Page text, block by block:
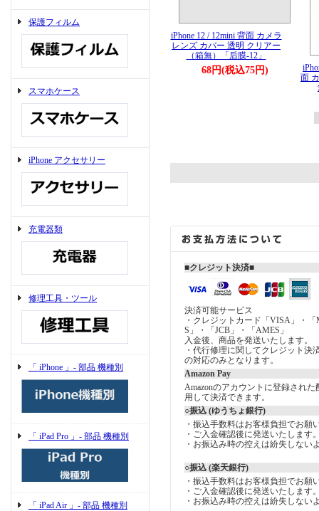
保護フィルム
スマホケース
iPhone アクセサリー
充電器類
修理工具・ツール
「 iPhone 」- 部品 機種別
「 iPad Pro 」- 部品 機種別
「 iPad Air 」- 部品 機種別
iPhone 12 / 12mini 背面 カメラ
レンズ カバー 透明 クリアー
（箱無）「后膜-12」
68円(税込75円)
面
■クレジット決済■
決済可能サービス
・クレジットカード「VISA」・「
S」・「JCB」・「AMES」
入金後、商品を発送いたします。
・代行修理に関してクレジット決
の対応のみとなります。
Amazon Pay
Amazonのアカウントに登録され
用して決済できます。
○振込 (ゆうちょ銀行)
・振込手数料はお客様負担でお願
・ご入金確認後に発送いたします
・お振込み時の控えは紛失しない
○振込 (楽天銀行)
・振込手数料はお客様負担でお願
・ご入金確認後に発送いたします
・お振込み時の控えは紛失しない